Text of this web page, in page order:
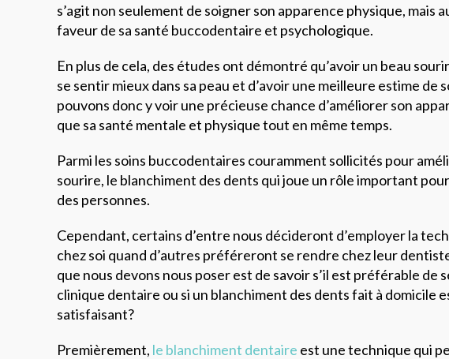
s’agit non seulement de soigner son apparence physique, mais
faveur de sa santé buccodentaire et psychologique.
En plus de cela, des études ont démontré qu’avoir un beau
se sentir mieux dans sa peau et d’avoir une meilleure estime de
pouvons donc y voir une précieuse chance d’améliorer son
que sa santé mentale et physique tout en même temps.
Parmi les soins buccodentaires couramment sollicités pour
sourire, le blanchiment des dents qui joue un rôle important
des personnes.
Cependant, certains d’entre nous décideront d’employer la
chez soi quand d’autres préféreront se rendre chez leur
que nous devons nous poser est de savoir s’il est préférable de
clinique dentaire ou si un blanchiment des dents fait à domicile
satisfaisant?
Premièrement, le blanchiment dentaire est une technique qui